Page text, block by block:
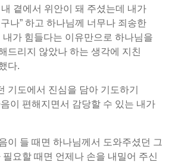
곁에서 위안이 돼 주셨는데 내가
나” 하고 하나님께 너무나 죄송한
가 힘들다는 이유만으로 하나님을
드리지 않았나 하는 생각에 지친
다.
기도에서 진심을 담아 기도하기
이 편해지면서 감당할 수 있는 내가
이 들 때면 하나님께서 도와주셨던 그
요할 때면 언제나 손을 내밀어 주신